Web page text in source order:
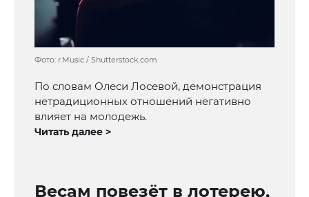
Фото: r.Music / Shutterstock.com
По словам Олеси Лосевой, демонстрация
нетрадиционных отношений негативно
влияет на молодежь.
Читать далее >
Весам повезёт в лотерею,